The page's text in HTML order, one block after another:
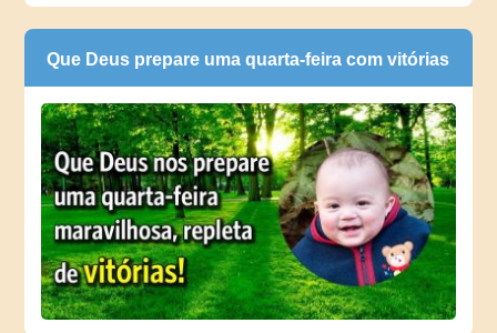
Que Deus prepare uma quarta-feira com vitórias